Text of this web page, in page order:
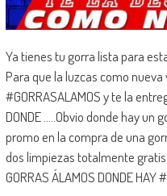
Ya tienes tu gorra lista para
Para que la luzcas como
#GORRASALAMOS y te la
DONDE …..Obvio donde hay un
promo en la compra de una
dos limpiezas totalmente gratis
GORRAS ÁLAMOS DONDE HAY